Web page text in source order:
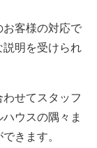
お客様の対応で
明を受けられ
せてスタッフ
ウスの隅々ま
きます。